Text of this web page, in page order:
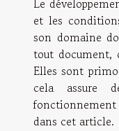
Le
et les
son domaine
tout document,
Elles sont
cela assure
dans cet article.